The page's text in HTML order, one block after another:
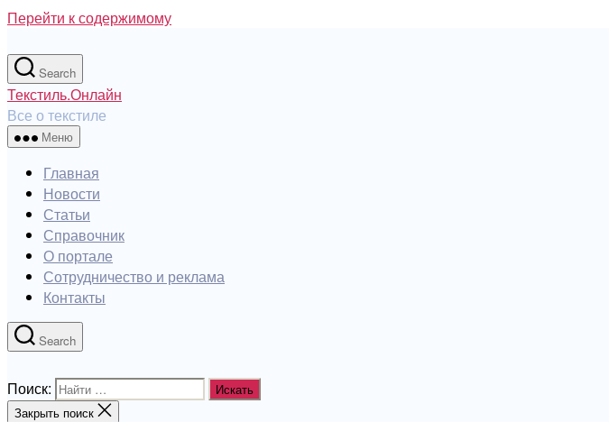
Перейти к содержимому
Search
Текстиль.Онлайн
Все о текстиле
Меню
Главная
Новости
Статьи
Справочник
О портале
Сотрудничество и реклама
Контакты
Search
Поиск:
Закрыть поиск